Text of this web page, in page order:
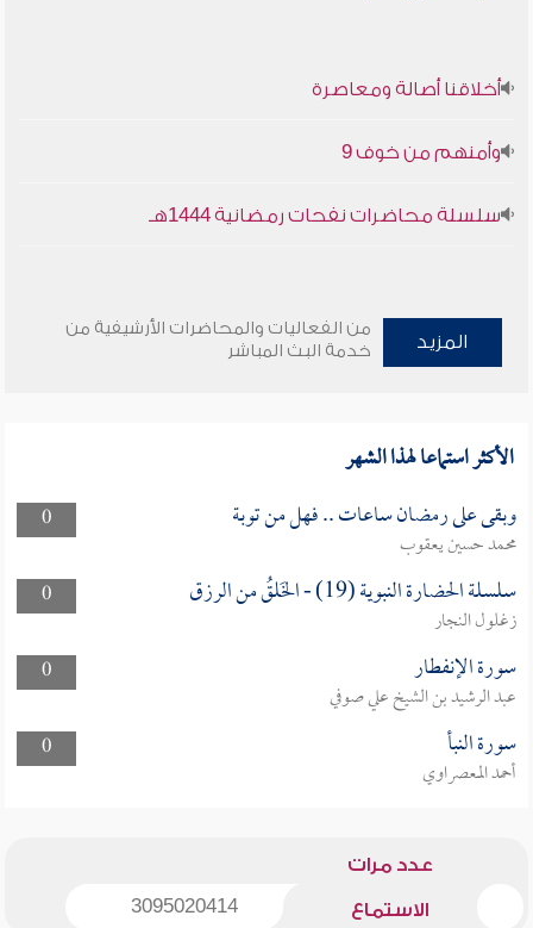
أخلاقنا أصالة ومعاصرة
وأمنهم من خوف 9
سلسلة محاضرات نفحات رمضانية 1444هـ
المزيد
من الفعاليات والمحاضرات الأرشيفية من
خدمة البث المباشر
الأكثر استماعا لهذا الشهر
0 وبقى على رمضان ساعات .. فهل من توبة
محمد حسين يعقوب
0
سلسلة الحضارة النبوية (19) - الخَلقُ من الرزق
زغلول النجار
0
سورة الإنفطار
عبد الرشيد بن الشيخ علي صوفي
0
سورة النبأ
أحمد المعصراوي
عدد مرات
الاستماع 3095020414